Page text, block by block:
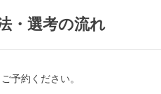
・選考の流れ
予約ください。